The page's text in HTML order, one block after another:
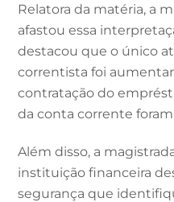
Relatora da matéria, a
afastou essa
destacou que o único
correntista foi
contratação do
da conta corrente
Além disso, a
instituição financeira
segurança que